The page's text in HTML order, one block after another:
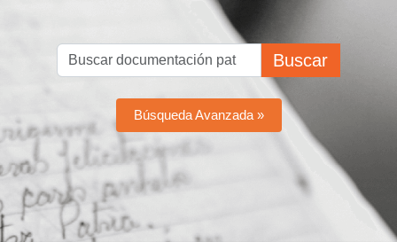
Buscar
Búsqueda Avanzada »